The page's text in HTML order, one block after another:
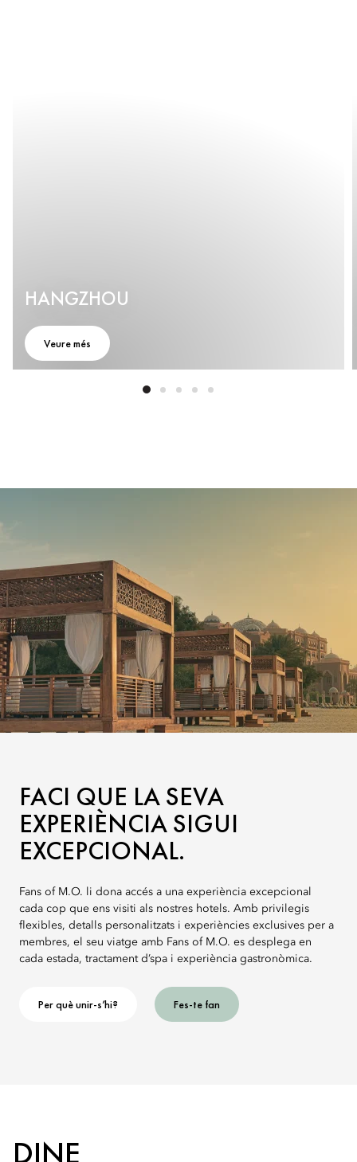
HANGZHOU
Veure més
FACI QUE LA SEVA
EXPERIÈNCIA SIGUI
EXCEPCIONAL.
Fans of M.O. li dona accés a una experiència excepcional
cada cop que ens visiti als nostres hotels. Amb privilegis
flexibles, detalls personalitzats i experiències exclusives per a
membres, el seu viatge amb Fans of M.O. es desplega en
cada estada, tractament d’spa i experiència gastronòmica.
Per què unir-s’hi? Fes-te fan
DINE